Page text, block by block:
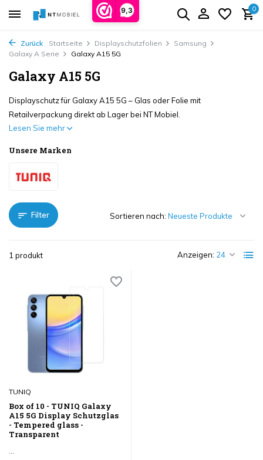
9,3 0
Zurück Startseite Displayschutzfolien
Samsung
Galaxy A Serie
Galaxy A15 5G
Galaxy A15 5G
Displayschutz für Galaxy A15 5G – Glas oder Folie mit
Retailverpackung direkt ab Lager bei NT Mobiel.
Lesen Sie mehr
Unsere Marken
Filter
1 produkt Anzeigen:
Sortieren nach:
TUNIQ
Box of 10 - TUNIQ Galaxy
A15 5G Display Schutzglas
- Tempered glass -
Transparent